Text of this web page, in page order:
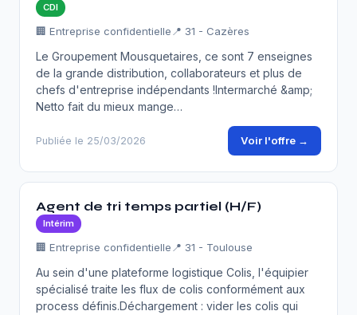
CDI
🏢 Entreprise confidentielle 📍 31 - Cazères
Le Groupement Mousquetaires, ce sont 7 enseignes
de la grande distribution, collaborateurs et plus de
chefs d'entreprise indépendants !Intermarché &amp;
Netto fait du mieux mange…
Publiée le 25/03/2026 Voir l'offre →
Agent de tri temps partiel (H/F)
Intérim
🏢 Entreprise confidentielle 📍 31 - Toulouse
Au sein d'une plateforme logistique Colis, l'équipier
spécialisé traite les flux de colis conformément aux
process définis.Déchargement : vider les colis qui